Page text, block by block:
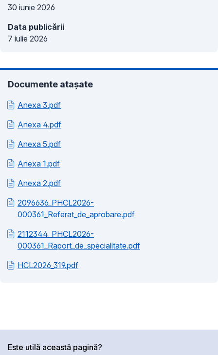
30 iunie 2026
Data publicării
7 iulie 2026
Documente atașate
Anexa 3.pdf
Anexa 4.pdf
Anexa 5.pdf
Anexa 1.pdf
Anexa 2.pdf
2096636_PHCL2026-
000361_Referat_de_aprobare.pdf
2112344_PHCL2026-
000361_Raport_de_specialitate.pdf
HCL2026_319.pdf
Este utilă această pagină?